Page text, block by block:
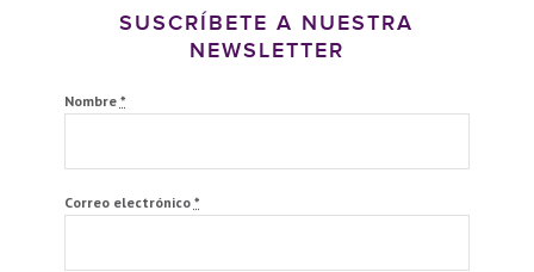
SUSCRÍBETE A NUESTRA
NEWSLETTER
Nombre *
Correo electrónico *